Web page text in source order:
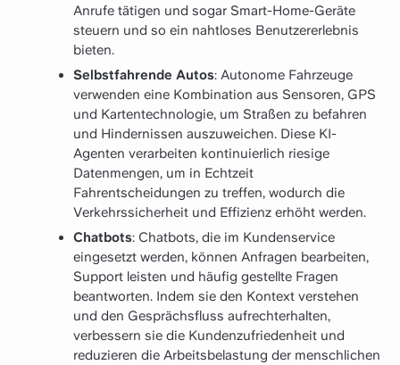
Anrufe tätigen und sogar Smart-Home-Geräte
steuern und so ein nahtloses Benutzererlebnis
bieten.
Selbstfahrende Autos: Autonome Fahrzeuge
verwenden eine Kombination aus Sensoren, GPS
und Kartentechnologie, um Straßen zu befahren
und Hindernissen auszuweichen. Diese KI-
Agenten verarbeiten kontinuierlich riesige
Datenmengen, um in Echtzeit
Fahrentscheidungen zu treffen, wodurch die
Verkehrssicherheit und Effizienz erhöht werden.
Chatbots: Chatbots, die im Kundenservice
eingesetzt werden, können Anfragen bearbeiten,
Support leisten und häufig gestellte Fragen
beantworten. Indem sie den Kontext verstehen
und den Gesprächsfluss aufrechterhalten,
verbessern sie die Kundenzufriedenheit und
reduzieren die Arbeitsbelastung der menschlichen